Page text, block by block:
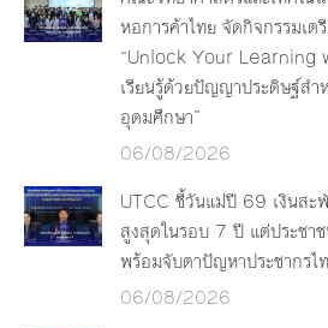
หอการค้าไทย จัดกิจกรรมเ
“Unlock Your Learning
เรียนรู้ด้วยปัญญาประดิษฐ์สำ
อุดมศึกษา”
06/08/2026
UTCC ชี้วันแม่ปี 69 เงินสะ
สูงสุดในรอบ 7 ปี แต่ประชาช
พร้อมจับตาปัญหาประชากรไ
06/08/2026